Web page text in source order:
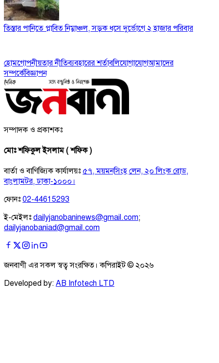
তিস্তার পানিতে প্লাবিত নিম্নাঞ্চল, সড়ক ধসে দুর্ভোগে ২ হাজার পরিবার
হোমগোপনীয়তার নীতিব্যবহারের শর্তাবলিযোগাযোগআমাদের
সম্পর্কেবিজ্ঞাপন
সম্পাদক ও প্রকাশকঃ
মোঃ শফিকুল ইসলাম ( শফিক )
বার্তা ও বাণিজ্যিক কার্যালয়ঃ ৫৭, ময়মনসিংহ লেন, ২০ লিংক রোড,
বাংলামটর, ঢাকা-১০০০।
ফোনঃ 02-44615293
ই-মেইলঃ dailyjanobaninews@gmail.com;
dailyjanobaniad@gmail.com
জনবাণী এর সকল স্বত্ব সংরক্ষিত। কপিরাইট © ২০২৬
Developed by: AB Infotech LTD